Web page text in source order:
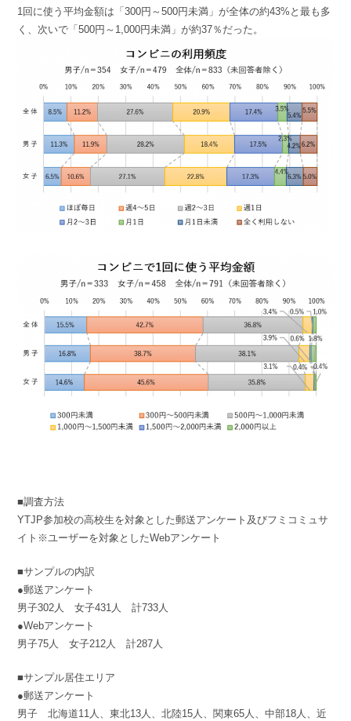
1回に使う平均金額は「300円～500円未満」が全体の約43%と最も多
く、次いで「500円～1,000円未満」が約37％だった。
■調査方法
YTJP参加校の高校生を対象とした郵送アンケート及びフミコミュサ
イト※ユーザーを対象としたWebアンケート
■サンプルの内訳
●郵送アンケート
男子302人 女子431人 計733人
●Webアンケート
男子75人 女子212人 計287人
■サンプル居住エリア
●郵送アンケート
男子 北海道11人、東北13人、北陸15人、関東65人、中部18人、近